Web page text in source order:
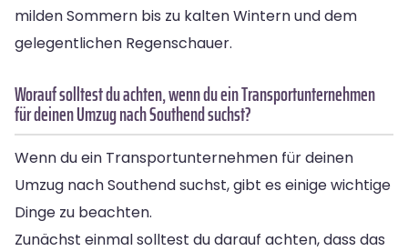
milden Sommern bis zu kalten Wintern und dem
gelegentlichen Regenschauer.
Worauf solltest du achten, wenn du ein Transportunternehmen
für deinen Umzug nach Southend suchst?
Wenn du ein Transportunternehmen für deinen
Umzug nach Southend suchst, gibt es einige wichtige
Dinge zu beachten.
Zunächst einmal solltest du darauf achten, dass das